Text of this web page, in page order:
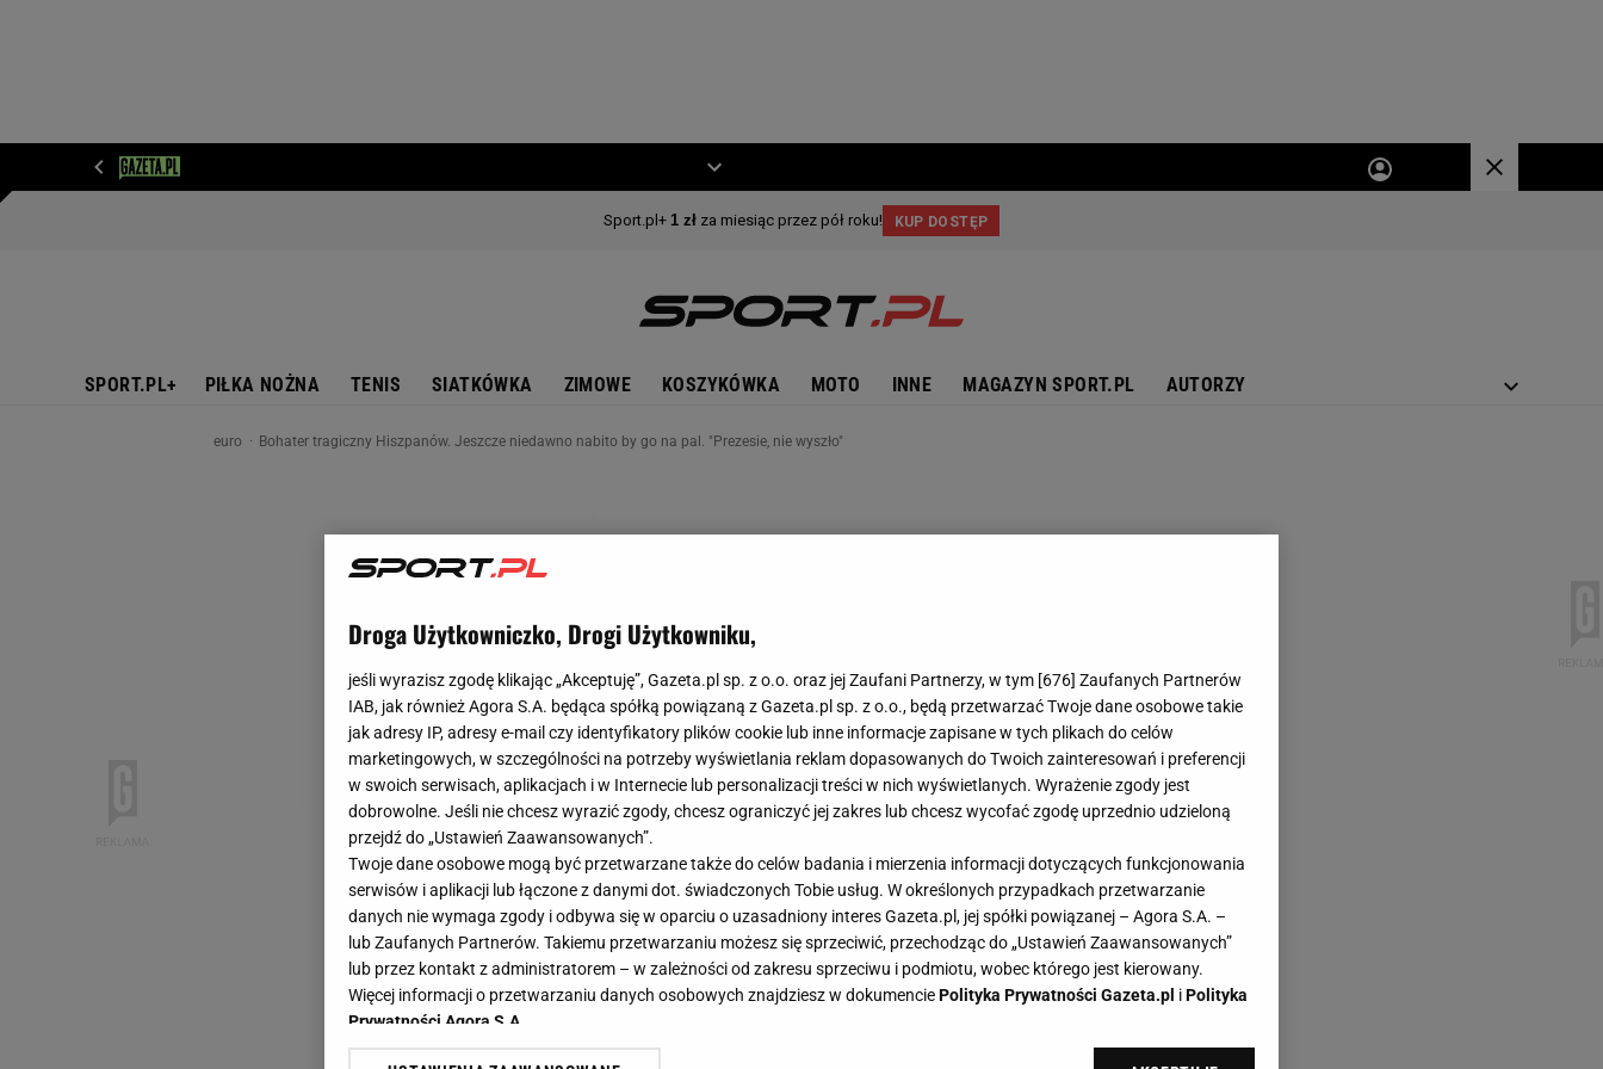
SPORT.PL+ PIŁKA NOŻNA TENIS SIATKÓWKA ZIMOWE KOSZYKÓWKA MOTO INNE MAGAZYN SPORT.PL AUTORZY
euro Bohater tragiczny Hiszpanów. Jeszcze niedawno nabito by go na pal. "Prezesie, nie wyszło"
Droga Użytkowniczko, Drogi Użytkowniku,
jeśli wyrazisz zgodę klikając „Akceptuję”, Gazeta.pl sp. z o.o. oraz jej Zaufani Partnerzy, w tym [676] Zaufanych Partnerów
IAB, jak również Agora S.A. będąca spółką powiązaną z Gazeta.pl sp. z o.o., będą przetwarzać Twoje dane osobowe takie
jak adresy IP, adresy e-mail czy identyfikatory plików cookie lub inne informacje zapisane w tych plikach do celów
marketingowych, w szczególności na potrzeby wyświetlania reklam dopasowanych do Twoich zainteresowań i preferencji
w swoich serwisach, aplikacjach i w Internecie lub personalizacji treści w nich wyświetlanych. Wyrażenie zgody jest
dobrowolne. Jeśli nie chcesz wyrazić zgody, chcesz ograniczyć jej zakres lub chcesz wycofać zgodę uprzednio udzieloną
przejdź do „Ustawień Zaawansowanych”.
Twoje dane osobowe mogą być przetwarzane także do celów badania i mierzenia informacji dotyczących funkcjonowania
serwisów i aplikacji lub łączone z danymi dot. świadczonych Tobie usług. W określonych przypadkach przetwarzanie
danych nie wymaga zgody i odbywa się w oparciu o uzasadniony interes Gazeta.pl, jej spółki powiązanej – Agora S.A. –
lub Zaufanych Partnerów. Takiemu przetwarzaniu możesz się sprzeciwić, przechodząc do „Ustawień Zaawansowanych”
lub przez kontakt z administratorem – w zależności od zakresu sprzeciwu i podmiotu, wobec którego jest kierowany.
Więcej informacji o przetwarzaniu danych osobowych znajdziesz w dokumenciePolityka Prywatności Gazeta.pl iPolityka
Prywatności Agora S.A.